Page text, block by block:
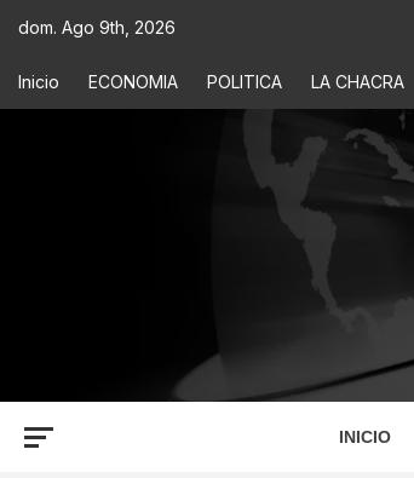
dom. Ago 9th, 2026
Inicio ECONOMIA POLITICA LA CHACRA
INICIO